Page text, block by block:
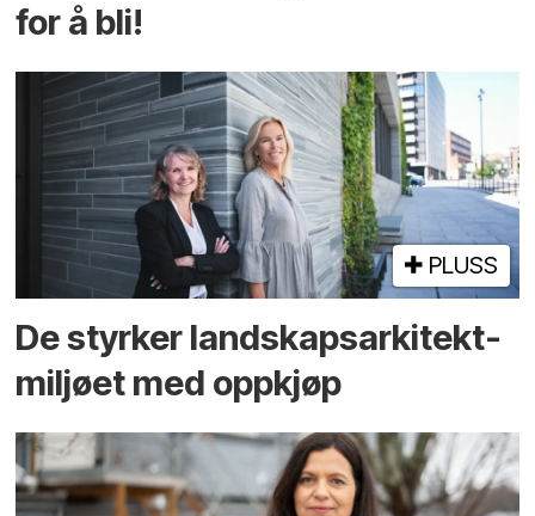
for å bli!
PLUSS
De styrker landskaps­arkitekt­
miljøet med oppkjøp